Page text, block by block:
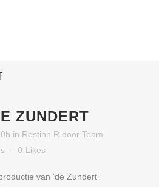
ZUNDERT
in Restinn R door Team
0 Likes
van ‘de Zundert’